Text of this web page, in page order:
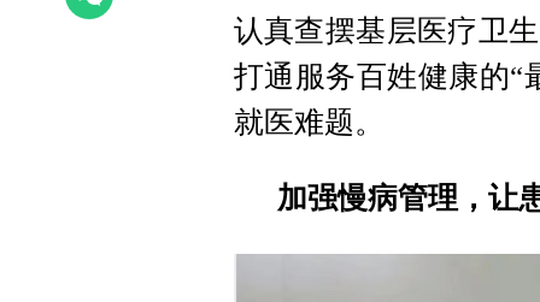
认真查摆基层医疗卫
打通服务百姓健康的“
就医难题。
加强慢病管理，让